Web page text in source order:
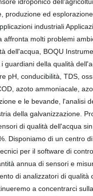
produzione ed
industriali
molti problemi
dell'acqua, BOQU
guardiani della qualità
pH, conducibilità, TDS,
azoto ammoniacale,
e le bevande, l'analisi
della galvanizzazione.
di qualità dell'acqua
Disponiamo di un centro
per il software di
annua di sensori e
di analizzatori di
a concentrarci